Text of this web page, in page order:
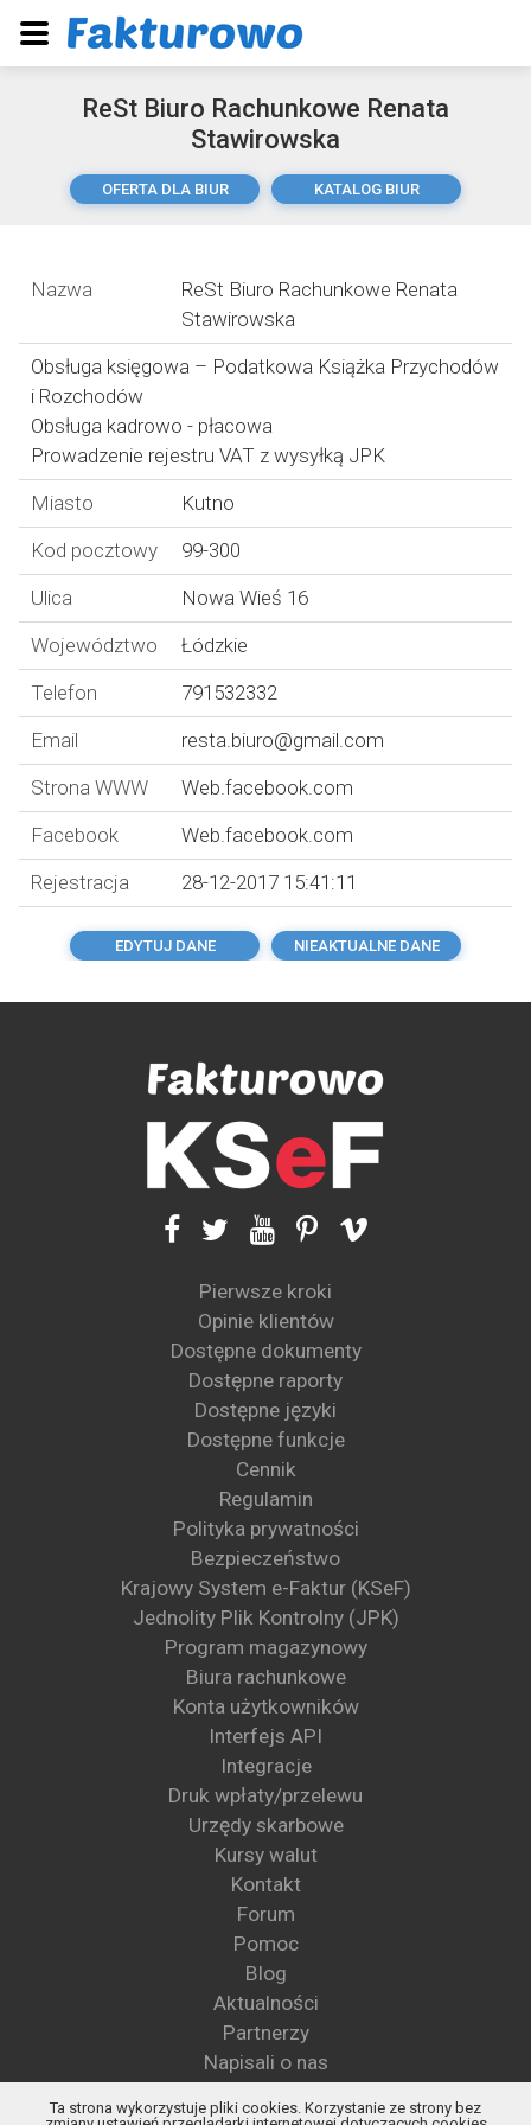
ReSt Biuro Rachunkowe Renata
Stawirowska
OFERTA DLA BIUR KATALOG BIUR
Nazwa
ReSt Biuro Rachunkowe Renata
Stawirowska
Obsługa księgowa – Podatkowa Książka Przychodów
i Rozchodów
Obsługa kadrowo - płacowa
Prowadzenie rejestru VAT z wysyłką JPK
Miasto
Kutno
Kod pocztowy
99-300
Ulica
Nowa Wieś 16
Województwo
Łódzkie
Telefon
791532332
Email
resta.biuro@gmail.com
Strona WWW
Web.facebook.com
Facebook
Web.facebook.com
Rejestracja
28-12-2017 15:41:11
EDYTUJ DANE NIEAKTUALNE DANE
Pierwsze kroki
Opinie klientów
Dostępne dokumenty
Dostępne raporty
Dostępne języki
Dostępne funkcje
Cennik
Regulamin
Polityka prywatności
Bezpieczeństwo
Krajowy System e-Faktur (KSeF)
Jednolity Plik Kontrolny (JPK)
Program magazynowy
Biura rachunkowe
Konta użytkowników
Interfejs API
Integracje
Druk wpłaty/przelewu
Urzędy skarbowe
Kursy walut
Kontakt
Forum
Pomoc
Blog
Aktualności
Partnerzy
Napisali o nas
Ta strona wykorzystuje pliki cookies. Korzystanie ze strony bez